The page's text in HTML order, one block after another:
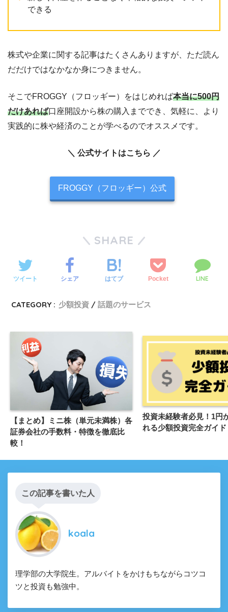
できる
株式や企業に関する記事はたくさんありますが、ただ読ん
だだけではなかなか身につきません。
そこでFROGGY（フロッギー）をはじめれば本当に500円
だけあれば口座開設から株の購入まででき、気軽に、より
実践的に株や経済のことが学べるのでオススメです。
＼ 公式サイトはこちら ／
FROGGY（フロッギー）公式
SHARE
ツイート シェア はてブ Pocket LINE
CATEGORY : 少額投資 話題のサービス
【まとめ】ミニ株（単元未満株）各
証券会社の手数料・特徴を徹底比
較！
投資未経験者必見！1円
れる少額投資完全ガイド
この記事を書いた人
koala
理学部の大学院生。アルバイトをかけもちながらコツコ
ツと投資も勉強中。